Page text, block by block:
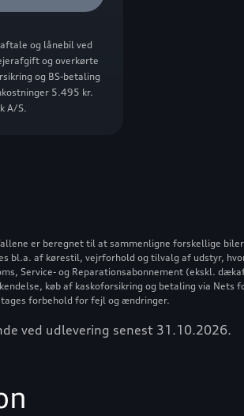
og lånebil ved
og overkørte
og BS-betaling
5.495 kr.
A/S.
er beregnet til at sammenligne forskellige
bl.a. af kørestil, vejrforhold og tilvalg af udstyr,
Service- og Reparationsabonnement (ekskl.
køb af kaskoforsikring og betaling via Nets
forbehold for fejl og ændringer.
ved udlevering senest 31.10.2026.